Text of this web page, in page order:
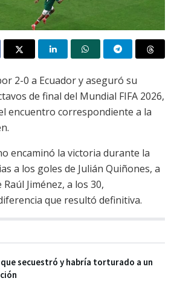
2-0 a Ecuador y aseguró su
de final del Mundial FIFA 2026,
encuentro correspondiente a la
encaminó la victoria durante la
a los goles de Julián Quiñones, a
Jiménez, a los 30,
que resultó definitiva.
secuestró y habría torturado a un